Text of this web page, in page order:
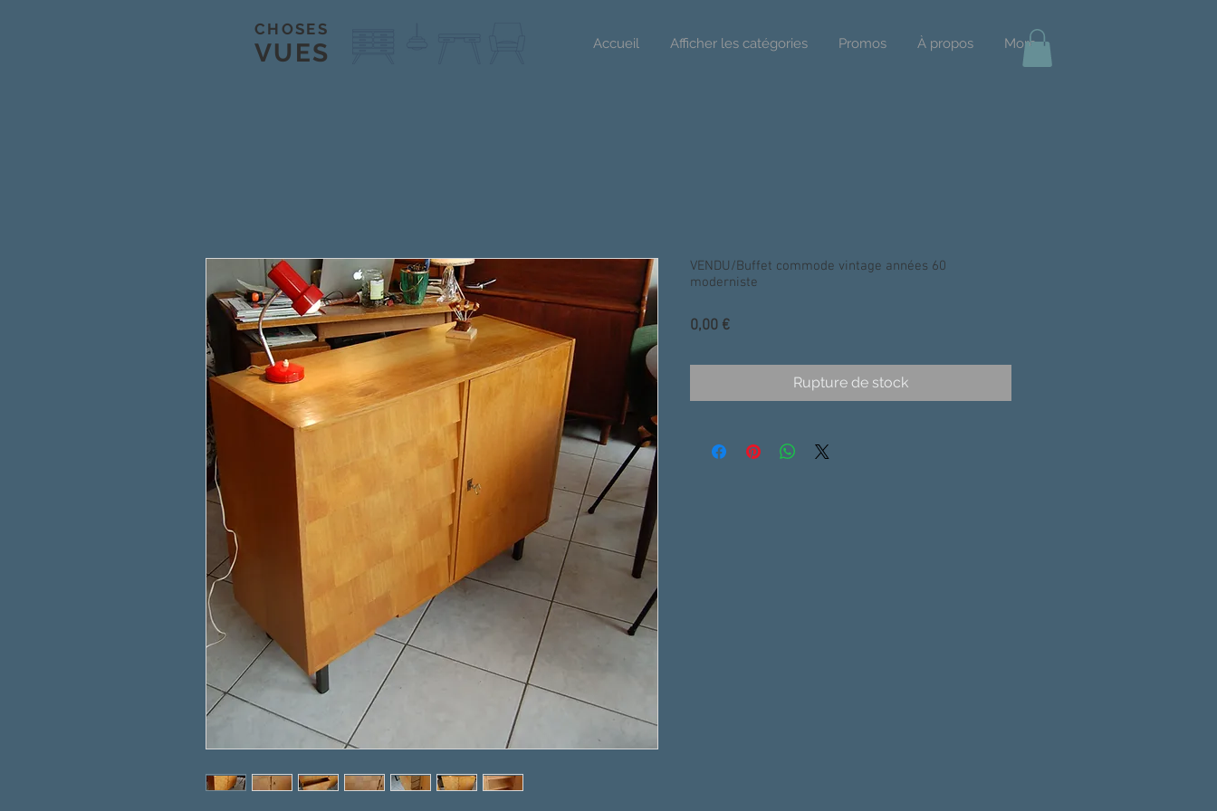
CHOSES
VUES Accueil Afficher les catégories Promos À propos More
VENDU/Buffet commode vintage années 60
moderniste
0,00 €Prix
Rupture de stock